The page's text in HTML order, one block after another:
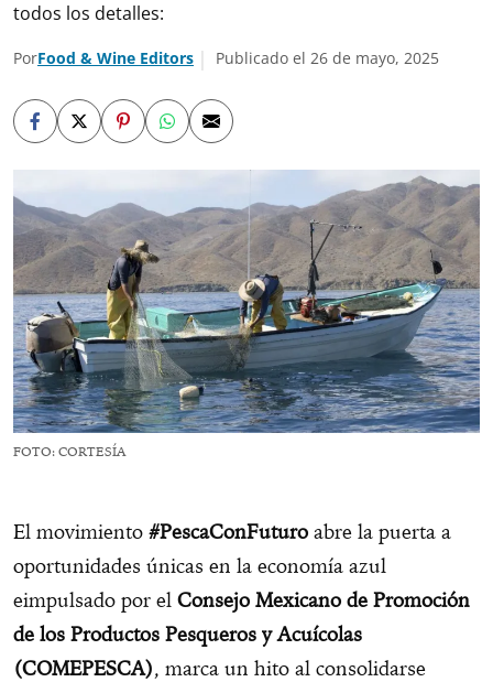
todos los detalles:
PorFood & Wine Editors Publicado el 26 de mayo, 2025
FOTO: CORTESÍA
El movimiento #PescaConFuturo abre la puerta a
oportunidades únicas en la economía azul
eimpulsado por el Consejo Mexicano de Promoción
de los Productos Pesqueros y Acuícolas
(COMEPESCA), marca un hito al consolidarse